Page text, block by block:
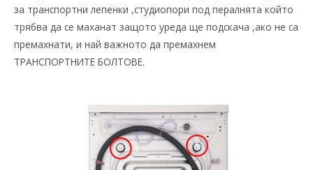
за транспортни лепенки ,студиопори под пералнята който
трябва да се маханат защото уреда ще подскача ,ако не са
премахнати, и най важното да премахнем
ТРАНСПОРТНИТЕ БОЛТОВЕ.